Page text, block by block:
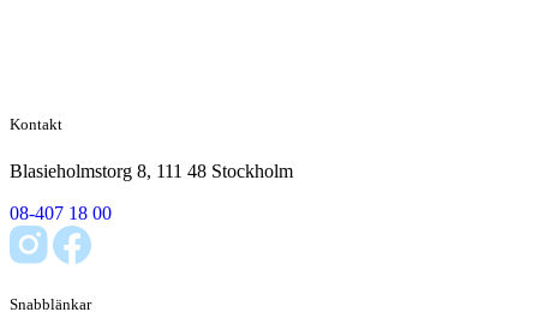
Kontakt
Blasieholmstorg 8, 111 48 Stockholm
08-407 18 00
Snabblänkar